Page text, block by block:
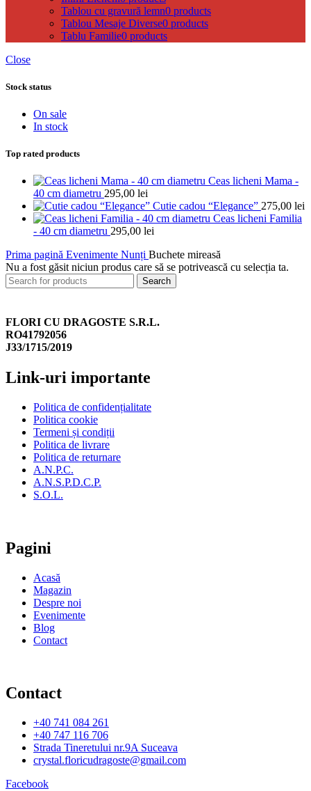
Tablou cu gravură lemn0 products
Tablou Mesaje Diverse0 products
Tablu Familie0 products
Close
Stock status
On sale
In stock
Top rated products
Ceas licheni Mama -
40 cm diametru 295,00 lei
Cutie cadou “Elegance” 275,00 lei
Ceas licheni Familia
- 40 cm diametru 295,00 lei
Prima pagină Evenimente Nunți Buchete mireasă
Nu a fost găsit niciun produs care să se potrivească cu selecția ta.
Search
FLORI CU DRAGOSTE S.R.L.
RO41792056
J33/1715/2019
Link-uri importante
Politica de confidențialitate
Politica cookie
Termeni și condiții
Politica de livrare
Politica de returnare
A.N.P.C.
A.N.S.P.D.C.P.
S.O.L.
Pagini
Acasă
Magazin
Despre noi
Evenimente
Blog
Contact
Contact
+40 741 084 261
+40 747 116 706
Strada Tineretului nr.9A Suceava
crystal.floricudragoste@gmail.com
Facebook